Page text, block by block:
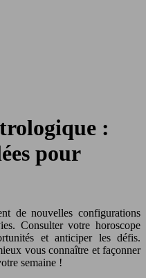
:
pour
de nouvelles configurations
Consulter votre horoscope
et anticiper les défis.
vous connaître et façonner
semaine !